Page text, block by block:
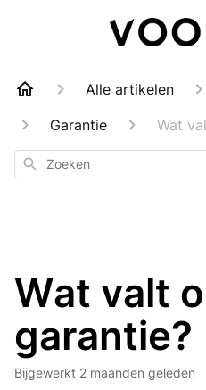
Alle artikelen
Garantie
Wat
Zoeken
Wat valt
garantie?
Bijgewerkt 2 maanden geleden